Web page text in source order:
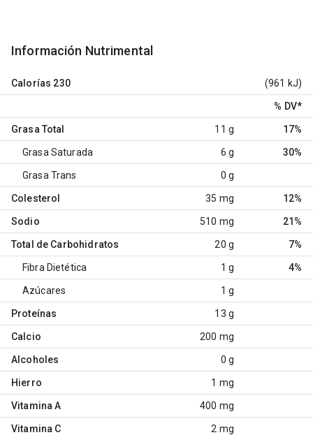
Información Nutrimental
Calorías 230 (961 kJ)
% DV*
Grasa Total 11 g 17%
Grasa Saturada 6 g 30%
Grasa Trans 0 g
Colesterol 35 mg 12%
Sodio 510 mg 21%
Total de Carbohidratos 20 g 7%
Fibra Dietética 1 g 4%
Azúcares 1 g
Proteínas 13 g
Calcio 200 mg
Alcoholes 0 g
Hierro 1 mg
Vitamina A 400 mg
Vitamina C 2 mg